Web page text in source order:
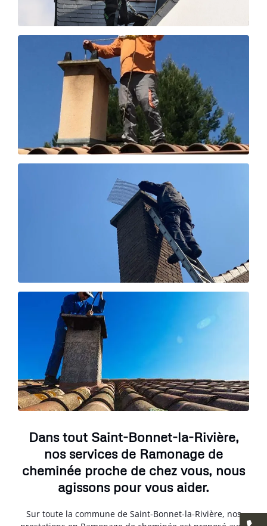
Dans tout Saint-Bonnet-la-Rivière,
nos services de Ramonage de
cheminée proche de chez vous, nous
agissons pour vous aider.
Sur toute la commune de Saint-Bonnet-la-Rivière, nos